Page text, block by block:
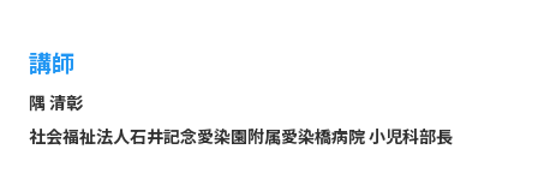
講師
隅 清彰
社会福祉法人石井記念愛染園附属愛染橋病院 小児科部長